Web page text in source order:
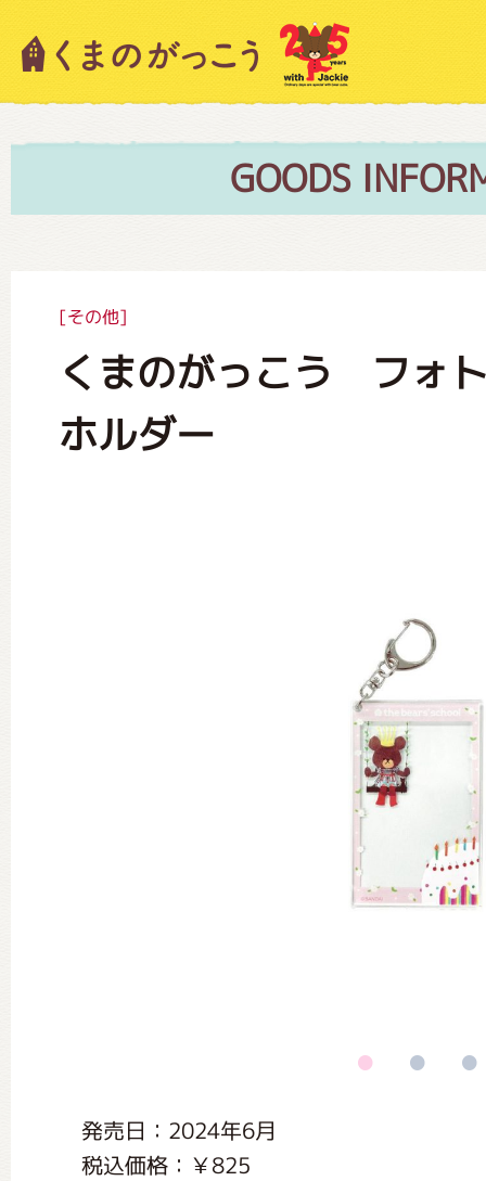
GOODS
[その他]
くまのがっこう フォ
ホルダー
発売日：2024年6月
税込価格：￥825
キャラクター紹介
絵本・作家紹介
ミュージカル・コンサート
おたのしみコンテンツ(クイズ・
くまのがっこう 家庭科部